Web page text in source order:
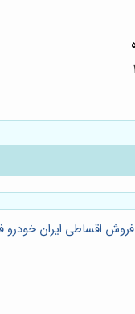
فروش اقساطی ایران